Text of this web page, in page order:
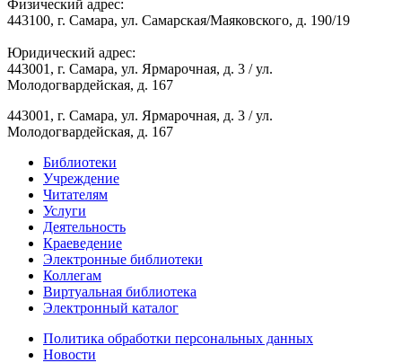
Физический адрес:
443100, г. Самара, ул. Самарская/Маяковского, д. 190/19
Юридический адрес:
443001, г. Самара, ул. Ярмарочная, д. 3 / ул.
Молодогвардейская, д. 167
443001, г. Самара, ул. Ярмарочная, д. 3 / ул.
Молодогвардейская, д. 167
Библиотеки
Учреждение
Читателям
Услуги
Деятельность
Краеведение
Электронные библиотеки
Коллегам
Виртуальная библиотека
Электронный каталог
Политика обработки персональных данных
Новости